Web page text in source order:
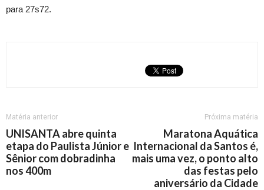
para 27s72.
Matéria anterior
UNISANTA abre quinta
etapa do Paulista Júnior e
Sênior com dobradinha
nos 400m
Próxima matéria
Maratona Aquática
Internacional da Santos é,
mais uma vez, o ponto alto
das festas pelo
aniversário da Cidade